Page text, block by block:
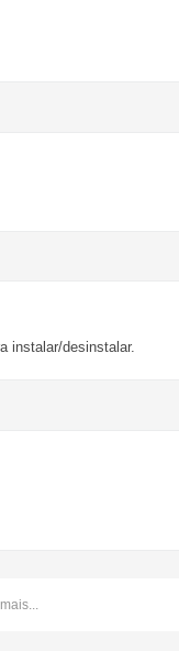
instalar/desinstalar.